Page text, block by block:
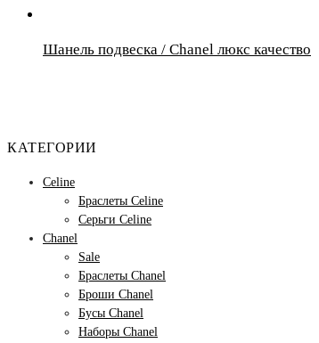
Шанель подвеска / Chanel люкс качество
КАТЕГОРИИ
Celine
Браслеты Celine
Серьги Celine
Chanel
Sale
Браслеты Chanel
Броши Chanel
Бусы Chanel
Наборы Chanel